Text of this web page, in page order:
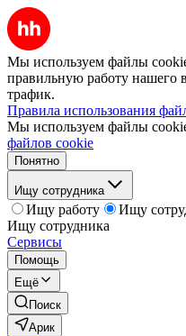
Мы используем файлы
правильную работу нашего
трафик.
Правила использования
Мы используем файлы
файлов cookie
Понятно
Ищу сотрудника
Ищу работу
Ищу
Ищу сотрудника
Сервисы
Помощь
Ещё
Поиск
Арик